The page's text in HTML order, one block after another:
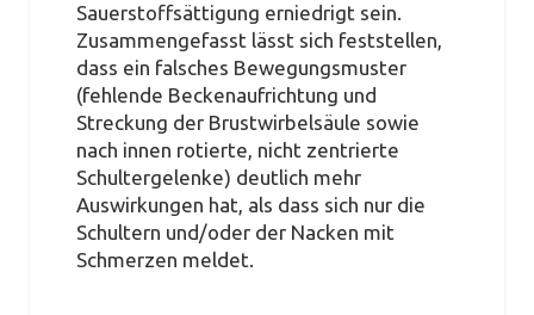
Sauerstoffsättigung erniedrigt sein.
Zusammengefasst lässt sich feststellen,
dass ein falsches Bewegungsmuster
(fehlende Beckenaufrichtung und
Streckung der Brustwirbelsäule sowie
nach innen rotierte, nicht zentrierte
Schultergelenke) deutlich mehr
Auswirkungen hat, als dass sich nur die
Schultern und/oder der Nacken mit
Schmerzen meldet.